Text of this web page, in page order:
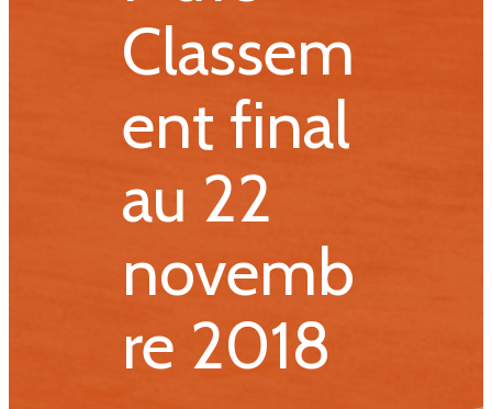
Classem
ent final
au 22
novemb
re 2018